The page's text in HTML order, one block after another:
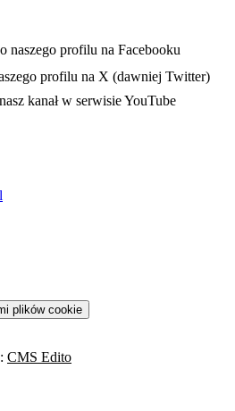
się w nowej karcie
naszego profilu na Facebooku
profilu na X (dawniej Twitter)
się w nowej karcie
kanał w serwisie YouTube
plików cookie
CMS Edito